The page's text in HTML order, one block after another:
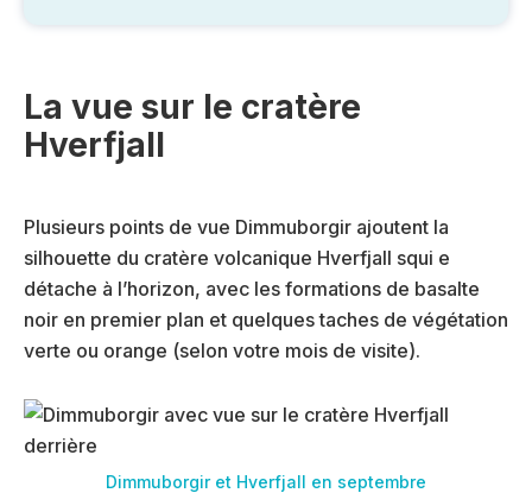
La vue sur le cratère
Hverfjall
Plusieurs points de vue Dimmuborgir ajoutent la
silhouette du cratère volcanique Hverfjall squi e
détache à l’horizon, avec les formations de basalte
noir en premier plan et quelques taches de végétation
verte ou orange (selon votre mois de visite).
Dimmuborgir et Hverfjall en septembre